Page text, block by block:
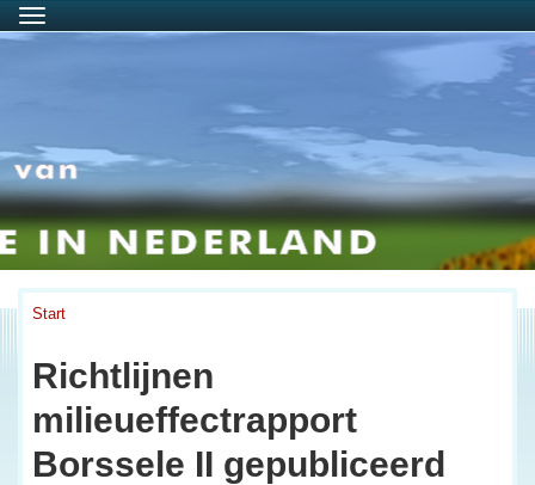
Menu
Start
Richtlijnen
milieueffectrapport
Borssele II gepubliceerd